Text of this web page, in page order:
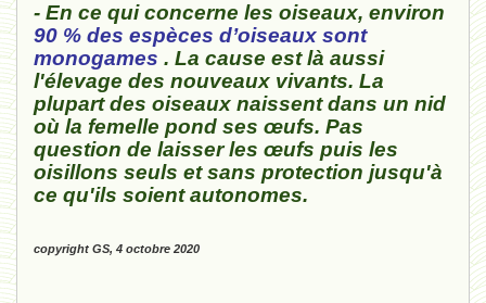
- En ce qui concerne les oiseaux, environ
90 % des espèces d’oiseaux sont
monogames . La cause est là aussi
l'élevage des nouveaux vivants. La
plupart des oiseaux naissent dans un nid
où la femelle pond ses œufs. Pas
question de laisser les œufs puis les
oisillons seuls et sans protection jusqu'à
ce qu'ils soient autonomes.
copyright GS, 4 octobre 2020